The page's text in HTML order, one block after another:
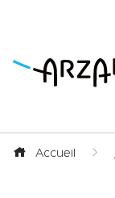
Accueil